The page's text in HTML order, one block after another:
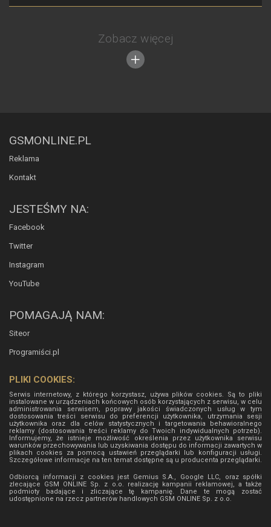
Zobacz więcej
GSMONLINE.PL
Reklama
Kontakt
JESTEŚMY NA:
Facebook
Twitter
Instagram
YouTube
POMAGAJĄ NAM:
Siteor
Programiści.pl
PLIKI COOKIES:
Serwis internetowy, z którego korzystasz, używa plików cookies. Są to pliki
instalowane w urządzeniach końcowych osób korzystających z serwisu, w celu
administrowania serwisem, poprawy jakości świadczonych usług w tym
dostosowania treści serwisu do preferencji użytkownika, utrzymania sesji
użytkownika oraz dla celów statystycznych i targetowania behawioralnego
reklamy (dostosowania treści reklamy do Twoich indywidualnych potrzeb).
Informujemy, że istnieje możliwość określenia przez użytkownika serwisu
warunków przechowywania lub uzyskiwania dostępu do informacji zawartych w
plikach cookies za pomocą ustawień przeglądarki lub konfiguracji usługi.
Szczegółowe informacje na ten temat dostępne są u producenta przeglądarki.
Odbiorcą informacji z cookies jest Gemius S.A., Google LLC, oraz spółki
zlecające GSM ONLINE Sp. z o.o. realizację kampanii reklamowej, a także
podmioty badające i zliczające tę kampanię. Dane te mogą zostać
udostępnione na rzecz partnerów handlowych GSM ONLINE Sp. z o.o.